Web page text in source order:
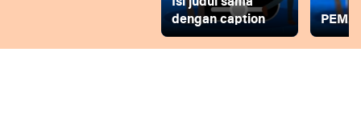
dengan caption